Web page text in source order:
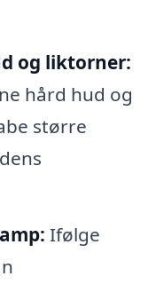
og liktorner:
hård hud og
større
Ifølge